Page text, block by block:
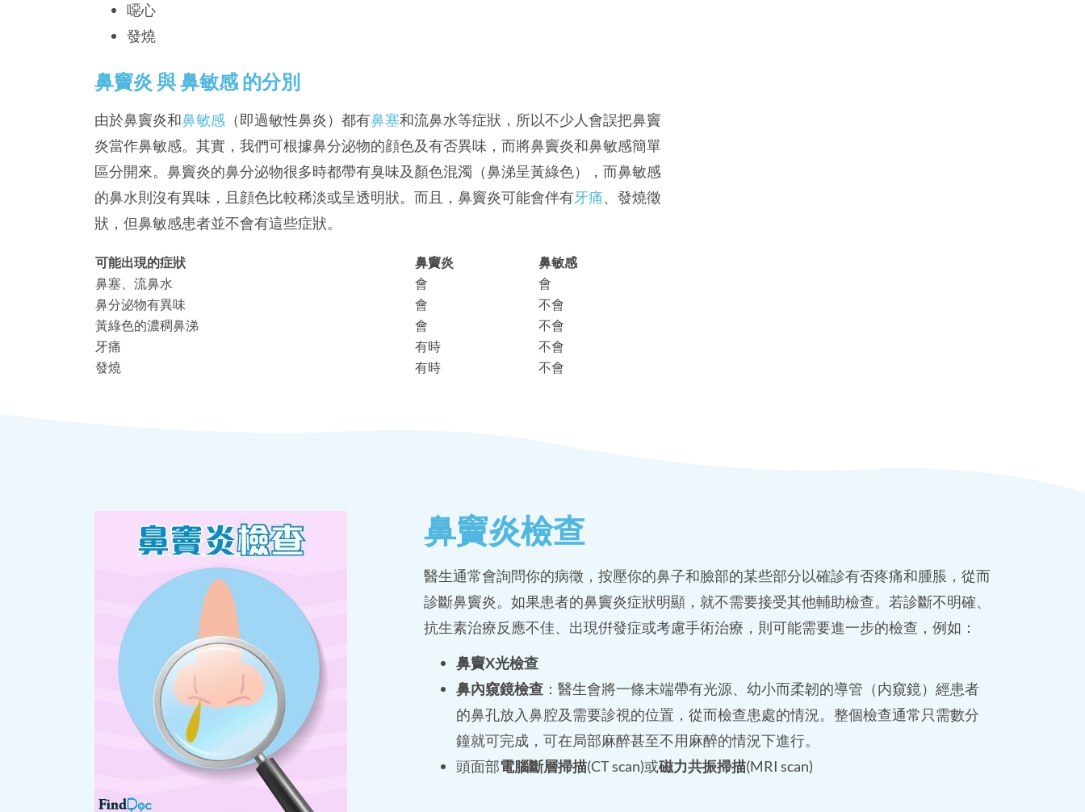
噁心
發燒
鼻竇炎 與 鼻敏感 的分別
由於鼻竇炎和鼻敏感 （即過敏性鼻炎）都有鼻塞和流鼻水等症狀，所以不少人會誤把鼻竇
炎當作鼻敏感。其實，我們可根據鼻分泌物的顔色及有否異味，而將鼻竇炎和鼻敏感簡單
區分開來。鼻竇炎的鼻分泌物很多時都帶有臭味及顏色混濁（鼻涕呈黃綠色），而鼻敏感
的鼻水則沒有異味，且顔色比較稀淡或呈透明狀。而且，鼻竇炎可能會伴有牙痛、發燒徵
狀，但鼻敏感患者並不會有這些症狀。
可能出現的症狀 鼻竇炎
鼻敏感
鼻塞、流鼻水
會
會
鼻分泌物有異味
會
不會
黃綠色的濃稠鼻涕
會
不會
牙痛
有時
不會
發燒
有時 不會
鼻竇炎檢查
醫生通常會詢問你的病徵，按壓你的鼻子和臉部的某些部分以確診有否疼痛和腫脹，從而
診斷鼻竇炎。如果患者的鼻竇炎症狀明顯，就不需要接受其他輔助檢查。若診斷不明確、
抗生素治療反應不佳、出現倂發症或考慮手術治療，則可能需要進一步的檢查，例如：
鼻竇X光檢查
鼻內窺鏡檢查 ：醫生會將一條末端帶有光源、幼小而柔韌的導管（内窺鏡）經患者
的鼻孔放入鼻腔及需要診視的位置，從而檢查患處的情況。整個檢查通常只需數分
鐘就可完成，可在局部麻醉甚至不用麻醉的情況下進行。
頭面部電腦斷層掃描(CT scan)或磁力共振掃描(MRI scan)